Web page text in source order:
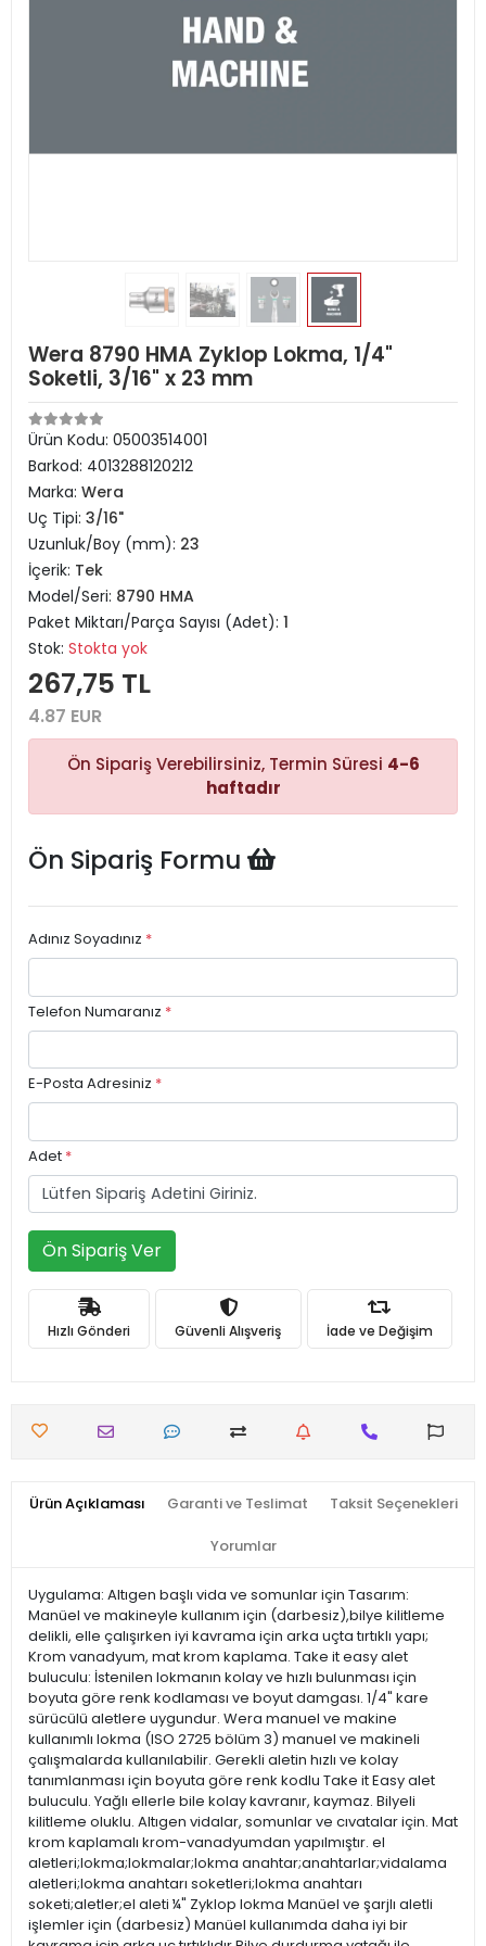
Wera 8790 HMA Zyklop Lokma, 1/4"
Soketli, 3/16" x 23 mm
Ürün Kodu: 05003514001
Barkod: 4013288120212
Marka: Wera
Uç Tipi: 3/16"
Uzunluk/Boy (mm): 23
İçerik: Tek
Model/Seri: 8790 HMA
Paket Miktarı/Parça Sayısı (Adet): 1
Stok: Stokta yok
267,75 TL
4.87 EUR
Ön Sipariş Verebilirsiniz, Termin Süresi 4-6
haftadır
Ön Sipariş Formu
Adınız Soyadınız *
Telefon Numaranız *
E-Posta Adresiniz *
Adet *
Ön Sipariş Ver
Hızlı Gönderi Güvenli Alışveriş İade ve Değişim
Ürün Açıklaması Garanti ve Teslimat Taksit Seçenekleri
Yorumlar
Uygulama: Altıgen başlı vida ve somunlar için Tasarım:
Manüel ve makineyle kullanım için (darbesiz),bilye kilitleme
delikli, elle çalışırken iyi kavrama için arka uçta tırtıklı yapı;
Krom vanadyum, mat krom kaplama. Take it easy alet
buluculu: İstenilen lokmanın kolay ve hızlı bulunması için
boyuta göre renk kodlaması ve boyut damgası. 1/4" kare
sürücülü aletlere uygundur. Wera manuel ve makine
kullanımlı lokma (ISO 2725 bölüm 3) manuel ve makineli
çalışmalarda kullanılabilir. Gerekli aletin hızlı ve kolay
tanımlanması için boyuta göre renk kodlu Take it Easy alet
buluculu. Yağlı ellerle bile kolay kavranır, kaymaz. Bilyeli
kilitleme oluklu. Altıgen vidalar, somunlar ve cıvatalar için. Mat
krom kaplamalı krom-vanadyumdan yapılmıştır. el
aletleri;lokma;lokmalar;lokma anahtar;anahtarlar;vidalama
aletleri;lokma anahtarı soketleri;lokma anahtarı
soketi;aletler;el aleti ¼" Zyklop lokma Manüel ve şarjlı aletli
işlemler için (darbesiz) Manüel kullanımda daha iyi bir